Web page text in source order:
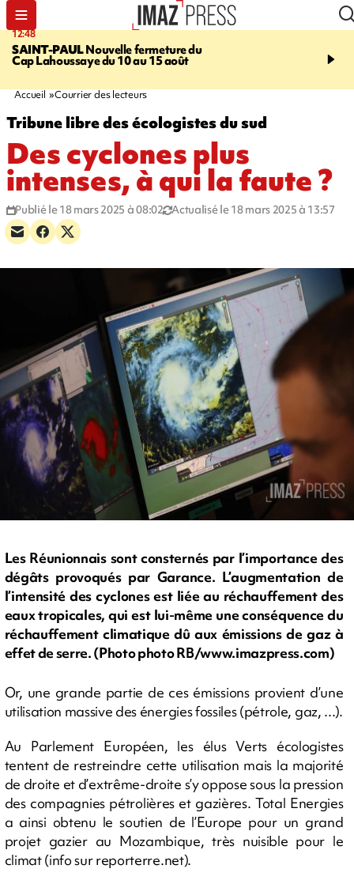
12:48
SAINT-PAULNouvelle fermeture du
Cap Lahoussaye du 10 au 15 août
14:23
massif de migrants, la
Accueil Courrier des lecteurs
Tribune libre des écologistes du sud
Des cyclones plus
intenses, à qui la faute ?
Publié le 18 mars 2025 à 08:02 Actualisé le 18 mars 2025 à 13:57
Les Réunionnais sont consternés par l’importance des
dégâts provoqués par Garance. L’augmentation de
l’intensité des cyclones est liée au réchauffement des
eaux tropicales, qui est lui-même une conséquence du
réchauffement climatique dû aux émissions de gaz à
effet de serre. (Photo photo RB/www.imazpress.com)
Or, une grande partie de ces émissions provient d’une
utilisation massive des énergies fossiles (pétrole, gaz, ...).
Au Parlement Européen, les élus Verts écologistes
tentent de restreindre cette utilisation mais la majorité
de droite et d’extrême-droite s’y oppose sous la pression
des compagnies pétrolières et gazières. Total Energies
a ainsi obtenu le soutien de l’Europe pour un grand
projet gazier au Mozambique, très nuisible pour le
climat (info sur reporterre.net).